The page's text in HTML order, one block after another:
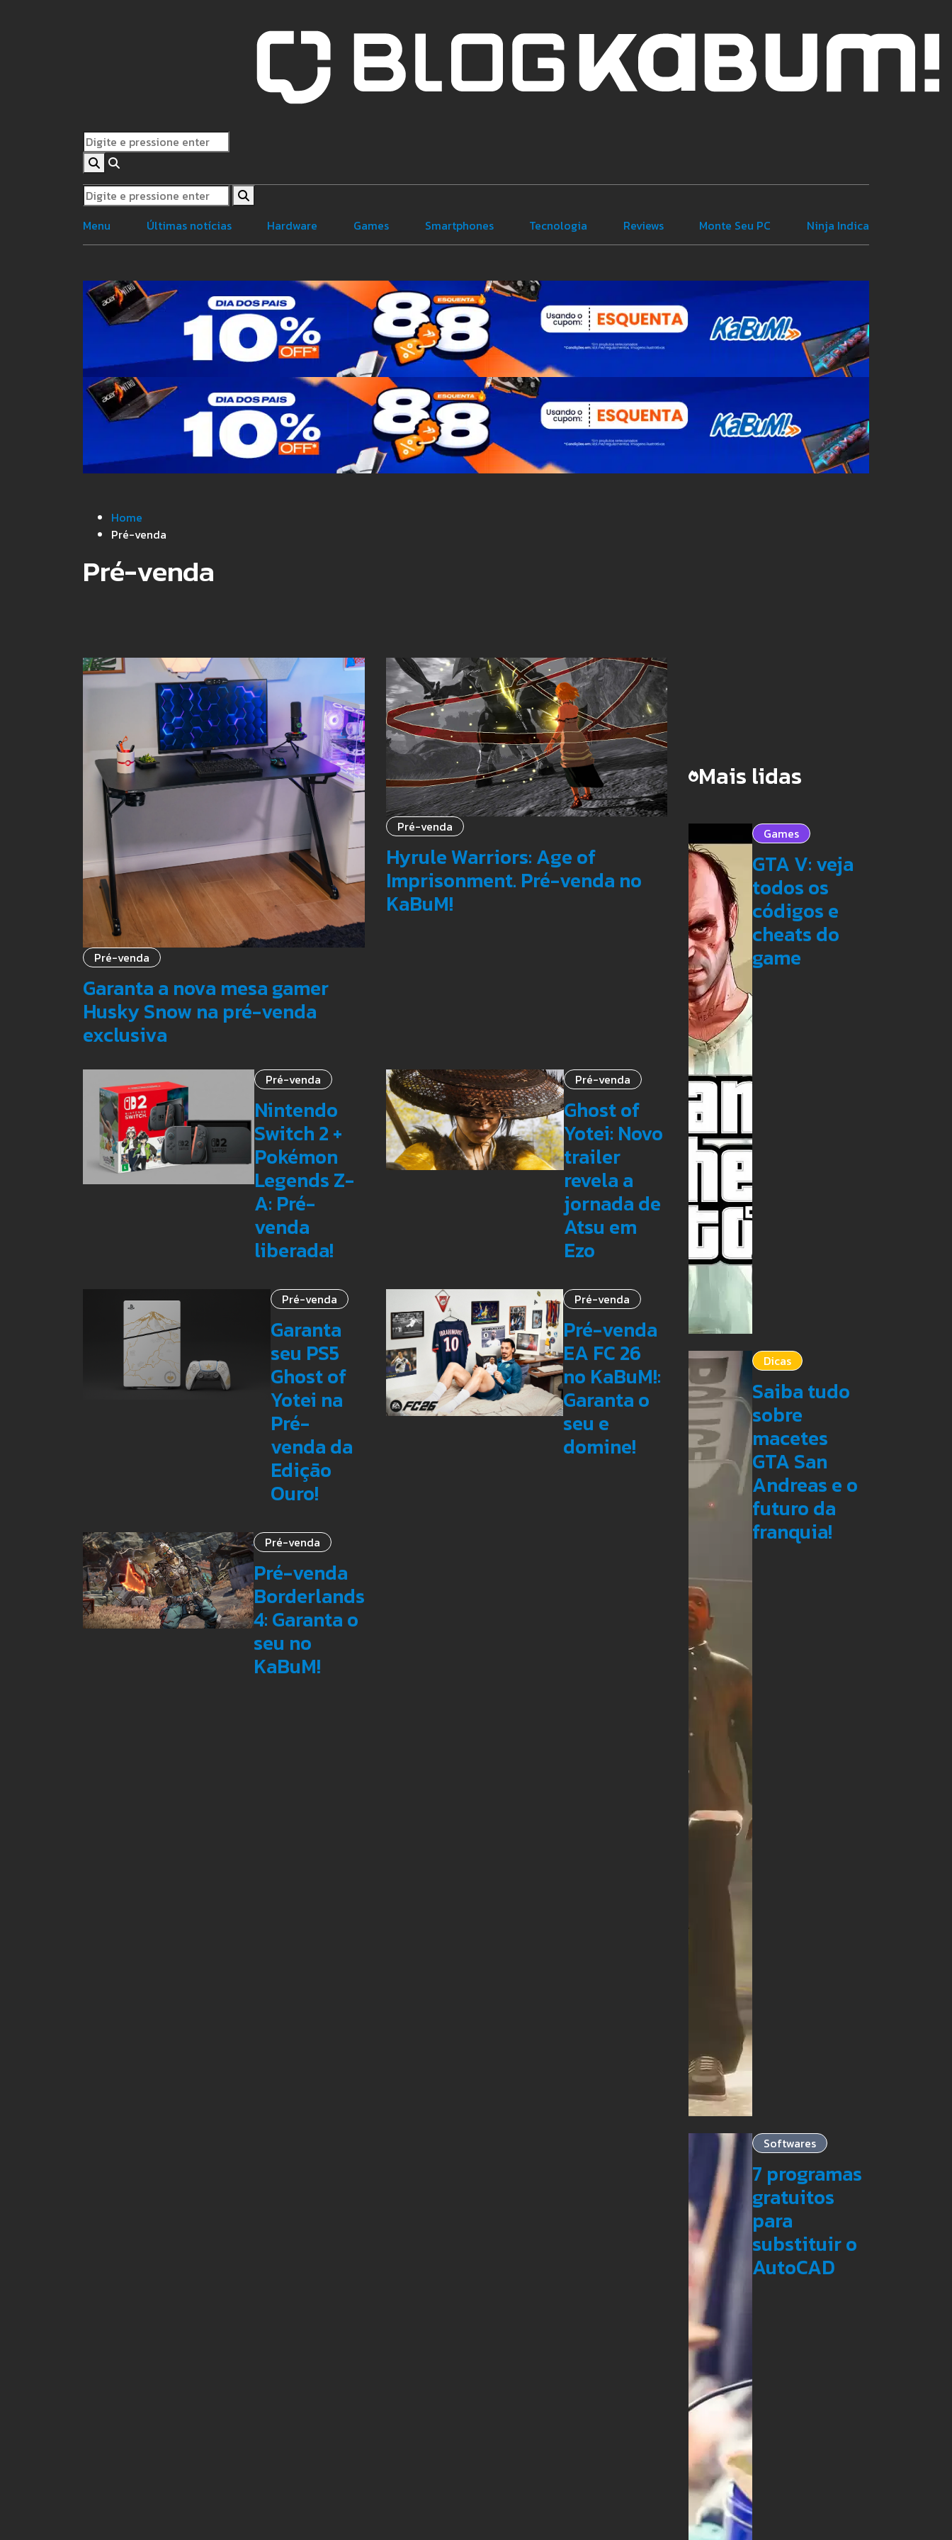
Menu Últimas notícias Hardware Games Smartphones Tecnologia Reviews Monte Seu PC Ninja Indica
Home
Pré-venda
Pré-venda
Pré-venda
Garanta a nova mesa gamer
Husky Snow na pré-venda
exclusiva
Pré-venda
Hyrule Warriors: Age of
Imprisonment. Pré-venda no
KaBuM!
Pré-venda
Nintendo
Switch 2 +
Pokémon
Legends Z-
A: Pré-
venda
liberada!
Pré-venda
Ghost of
Yotei: Novo
trailer
revela a
jornada de
Atsu em
Ezo
Pré-venda
Garanta
seu PS5
Ghost of
Yotei na
Pré-
venda da
Edição
Ouro!
Pré-venda
Pré-venda
EA FC 26
no KaBuM!:
Garanta o
seu e
domine!
Pré-venda
Pré-venda
Borderlands
4: Garanta o
seu no
KaBuM!
Mais lidas
Games
GTA V: veja
todos os
códigos e
cheats do
game
Dicas
Saiba tudo
sobre
macetes
GTA San
Andreas e o
futuro da
franquia!
Softwares
7 programas
gratuitos
para
substituir o
AutoCAD